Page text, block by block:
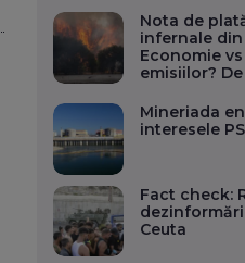
Nota de
infernale din
Economie
emisiilor?
Mineriada
interesele
Fact check:
Ceuta